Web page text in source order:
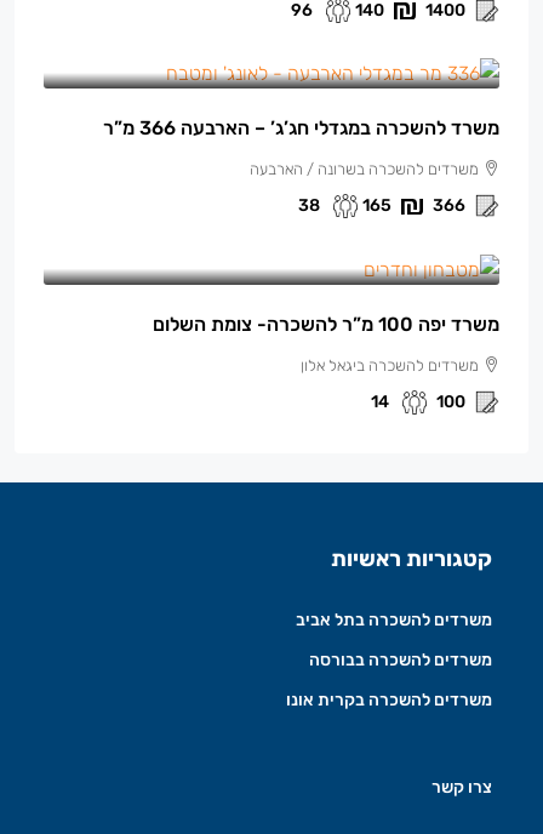
1400
140
96
משרד להשכרה במגדלי חג’ג’ – הארבעה 366 מ”ר
משרדים להשכרה בשרונה / הארבעה
366
165
38
משרד יפה 100 מ”ר להשכרה- צומת השלום
משרדים להשכרה ביגאל אלון
100
14
קטגוריות ראשיות
משרדים להשכרה בתל אביב
משרדים להשכרה בבורסה
משרדים להשכרה בקרית אונו
צרו קשר